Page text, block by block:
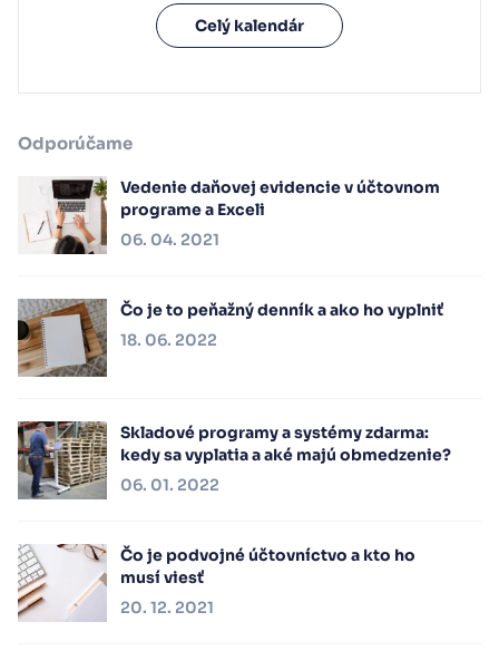
Celý kalendár
Odporúčame
Vedenie daňovej evidencie v účtovnom
programe a Exceli
06. 04. 2021
Čo je to peňažný denník a ako ho vyplniť
18. 06. 2022
Skladové programy a systémy zdarma:
kedy sa vyplatia a aké majú obmedzenie?
06. 01. 2022
Čo je podvojné účtovníctvo a kto ho
musí viesť
20. 12. 2021